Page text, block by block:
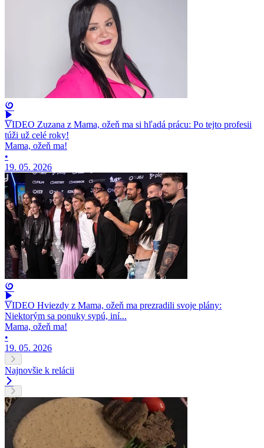
VIDEO Zuzana z Mama, ožeň ma si hľadá prácu: Po tejto profesii
túži už celé roky!
Mama, ožeň ma!
•
19. 05. 2026
VIDEO Hviezdy z Mama, ožeň ma prezradili svoje plány:
Niektorým sa ponuky sypú, iní...
Mama, ožeň ma!
•
19. 05. 2026
Najnovšie k relácii